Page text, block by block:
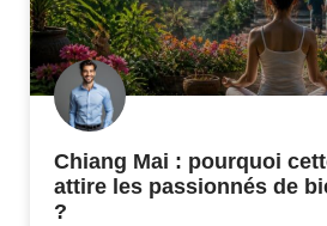
Chiang Mai : pourquoi
attire les passionnés de
?